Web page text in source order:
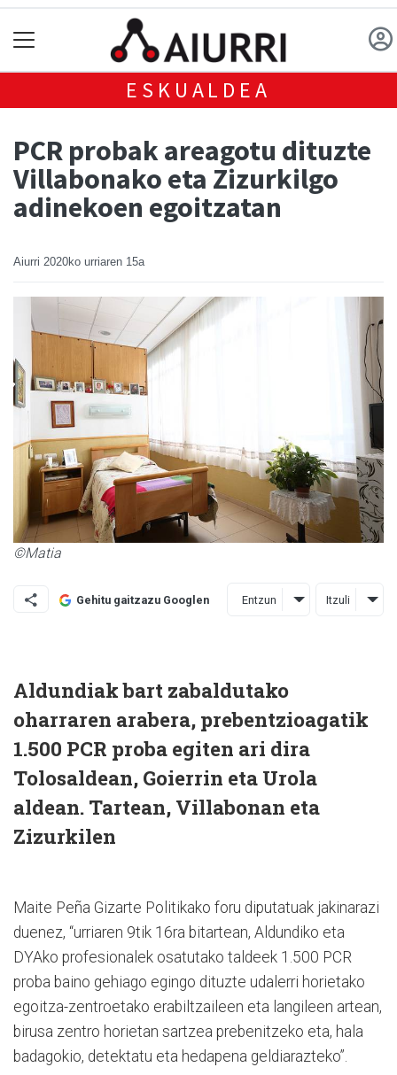
ESKUALDEA
PCR probak areagotu dituzte
Villabonako eta Zizurkilgo
adinekoen egoitzatan
Aiurri 2020ko urriaren 15a
©Matia
Gehitu gaitzazu Googlen Entzun Itzuli
Aldundiak bart zabaldutako
oharraren arabera, prebentzioagatik
1.500 PCR proba egiten ari dira
Tolosaldean, Goierrin eta Urola
aldean. Tartean, Villabonan eta
Zizurkilen
Maite Peña Gizarte Politikako foru diputatuak jakinarazi
duenez, “urriaren 9tik 16ra bitartean, Aldundiko eta
DYAko profesionalek osatutako taldeek 1.500 PCR
proba baino gehiago egingo dituzte udalerri horietako
egoitza-zentroetako erabiltzaileen eta langileen artean,
birusa zentro horietan sartzea prebenitzeko eta, hala
badagokio, detektatu eta hedapena geldiarazteko”.